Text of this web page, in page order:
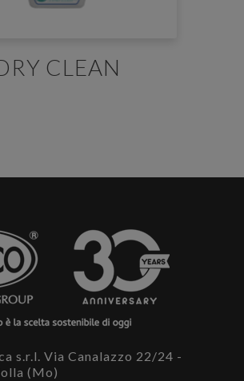
CLEAN
s.r.l. Via Canalazzo 22/24 -
(Mo)
di sicurezza e le schede tecniche è
al portale. Se ancora non hai un
la registrazione del tuo profilo e
di accesso.